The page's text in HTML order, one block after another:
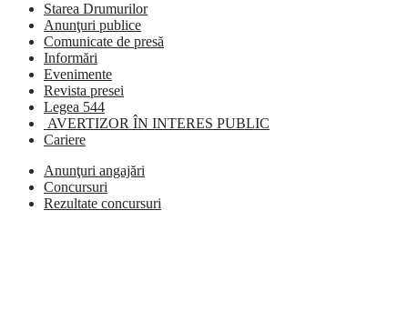
Starea Drumurilor
Anunţuri publice
Comunicate de presă
Informări
Evenimente
Revista presei
Legea 544
AVERTIZOR ÎN INTERES PUBLIC
Cariere
Anunţuri angajări
Concursuri
Rezultate concursuri